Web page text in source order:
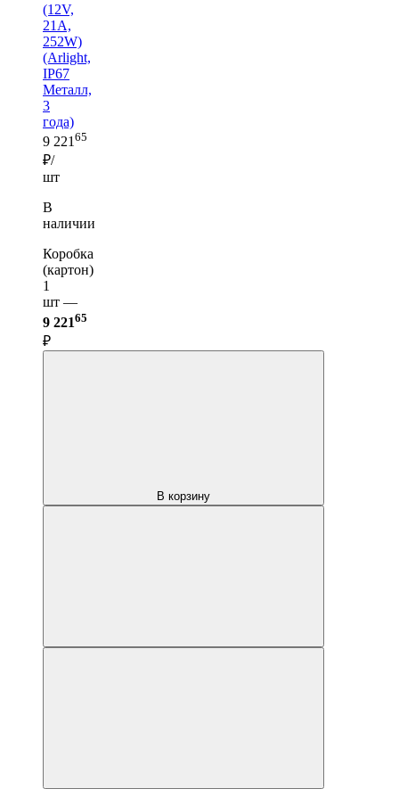
(12V,
21A,
252W)
(Arlight,
IP67
Металл,
3
года)
9 221 65
₽/
шт
В
наличии
Коробка
(картон)
1
шт —
9 22165
₽
В корзину